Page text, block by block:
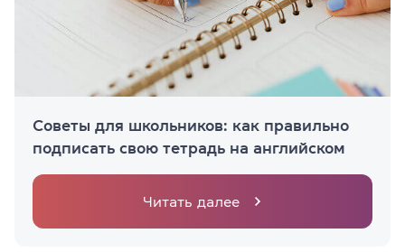
Советы для школьников: как правильно
подписать свою тетрадь на английском
Читать далее